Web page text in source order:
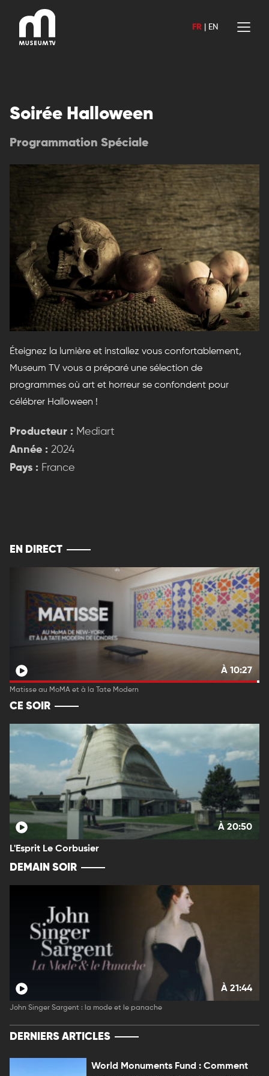
contenu
FR EN
Soirée Halloween
Programmation Spéciale
Éteignez la lumière et installez vous confortablement,
Museum TV vous a préparé une sélection de
programmes où art et horreur se confondent pour
célébrer Halloween !
Producteur : Mediart
Année : 2024
Pays : France
EN DIRECT
À 10:27
Matisse au MoMA et à la Tate Modern
CE SOIR
À 20:50
L'Esprit Le Corbusier
DEMAIN SOIR
À 21:44
John Singer Sargent : la mode et le panache
DERNIERS ARTICLES
World Monuments Fund : Comment